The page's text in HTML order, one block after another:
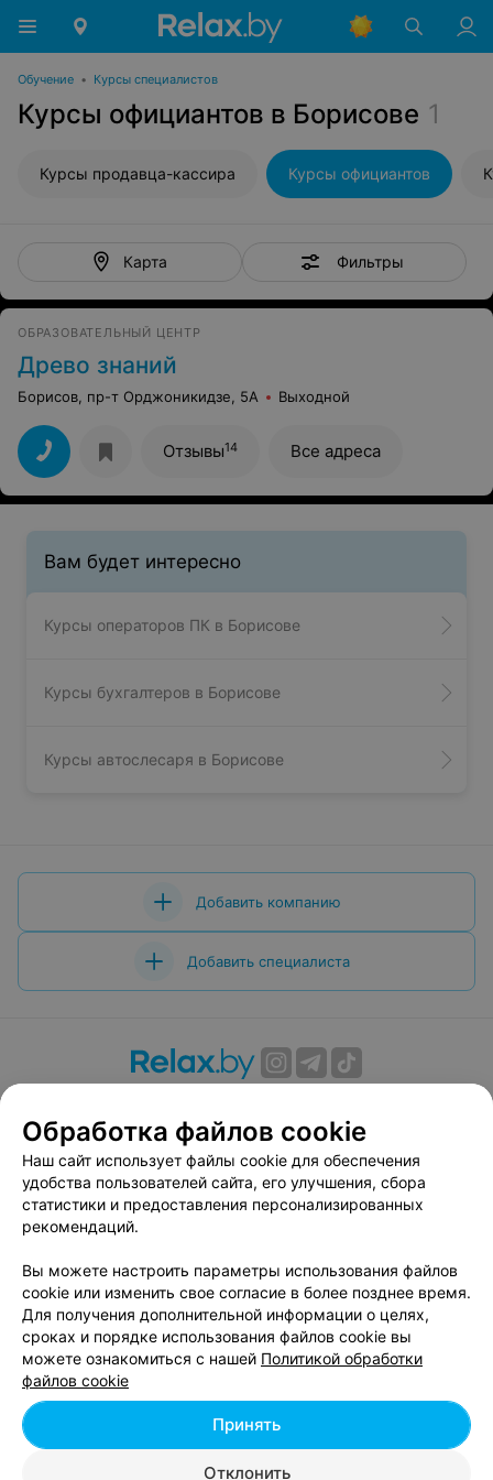
Обучение • Курсы специалистов
Курсы официантов в Борисове 1
Курсы продавца-кассира Курсы официантов
Карта Фильтры
ОБРАЗОВАТЕЛЬНЫЙ ЦЕНТР
Древо знаний
Борисов, пр-т Орджоникидзе, 5А Выходной
Отзывы14 Все адреса
Вам будет интересно
Курсы операторов ПК в Борисове
Курсы бухгалтеров в Борисове
Курсы автослесаря в Борисове
Добавить компанию
Добавить специалиста
Вакансии
Публичный договор
Способы оплаты
Публичный договор по использованию сервиса
«Афиша»
Пользовательское соглашение
Связаться по вопросам сотрудничества
Написать руководителю relax.by
Персональные настройки cookie
Обработка персональных данных
© 2026 ООО «Артокс Лаб», УНП 191700409, регистрирующий орган -
| 220012, Республика Беларусь, г. Минск,
Обработка файлов cookie
Наш сайт использует файлы cookie для обеспечения
удобства пользователей сайта, его улучшения, сбора
статистики и предоставления персонализированных
рекомендаций.
Вы можете настроить параметры использования файлов
cookie или изменить свое согласие в более позднее время.
Для получения дополнительной информации о целях,
сроках и порядке использования файлов cookie вы
можете ознакомиться с нашей Политикой обработки
файлов cookie
Отклонить
Принять